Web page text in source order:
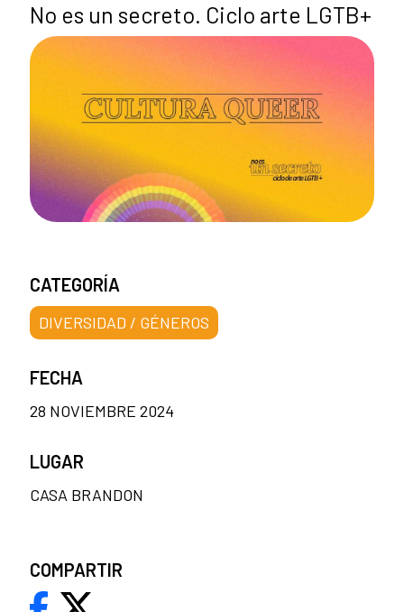
No es un secreto. Ciclo arte LGTB+
CATEGORÍA
DIVERSIDAD / GÉNEROS
FECHA
28 NOVIEMBRE 2024
LUGAR
CASA BRANDON
COMPARTIR